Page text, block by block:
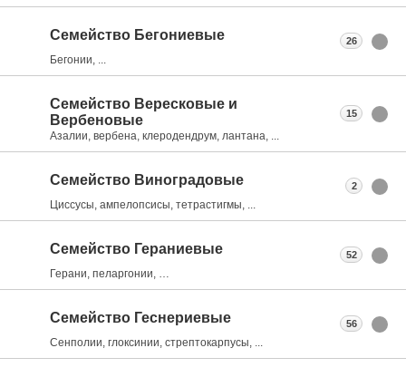
Семейство Бегониевые
Бегонии, ...
26
Семейство Вересковые и
Вербеновые
Азалии, вербена, клеродендрум, лантана, ...
15
Семейство Виноградовые
Циссусы, ампелопсисы, тетрастигмы, ...
2
Семейство Гераниевые
Герани, пеларгонии, …
52
Семейство Геснериевые
Сенполии, глоксинии, стрептокарпусы, ...
56